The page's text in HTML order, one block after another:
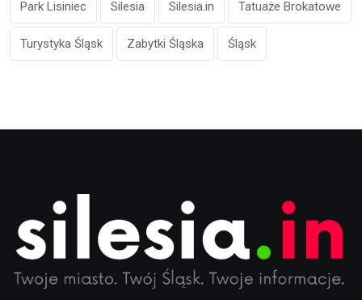
Park Lisiniec Silesia Silesia.in Tatuaże Brokatowe
Turystyka Śląsk Zabytki Śląska Śląsk